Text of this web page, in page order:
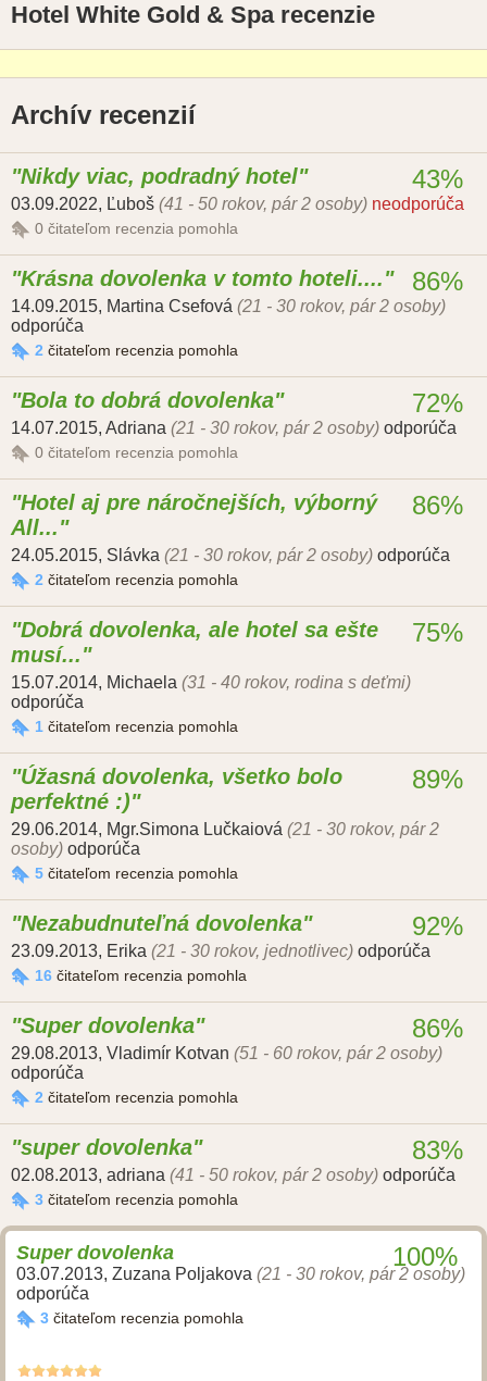
Hotel White Gold & Spa recenzie
Archív recenzií
Nikdy viac, podradný hotel
03.09.2022, Ľuboš (41 - 50 rokov, pár 2 osoby) neodporúča
0 čitateľom recenzia pomohla
43%
Krásna dovolenka v tomto hoteli....
14.09.2015, Martina Csefová (21 - 30 rokov, pár 2 osoby)
odporúča
2 čitateľom recenzia pomohla
86%
Bola to dobrá dovolenka
14.07.2015, Adriana (21 - 30 rokov, pár 2 osoby) odporúča
0 čitateľom recenzia pomohla
72%
Hotel aj pre náročnejších, výborný
All...
24.05.2015, Slávka (21 - 30 rokov, pár 2 osoby) odporúča
2 čitateľom recenzia pomohla
86%
Dobrá dovolenka, ale hotel sa ešte
musí...
15.07.2014, Michaela (31 - 40 rokov, rodina s deťmi)
odporúča
1 čitateľom recenzia pomohla
75%
Úžasná dovolenka, všetko bolo
perfektné :)
29.06.2014, Mgr.Simona Lučkaiová (21 - 30 rokov, pár 2
osoby) odporúča
5 čitateľom recenzia pomohla
89%
Nezabudnuteľná dovolenka
23.09.2013, Erika (21 - 30 rokov, jednotlivec) odporúča
16 čitateľom recenzia pomohla
92%
Super dovolenka
29.08.2013, Vladimír Kotvan (51 - 60 rokov, pár 2 osoby)
odporúča
2 čitateľom recenzia pomohla
86%
super dovolenka
02.08.2013, adriana (41 - 50 rokov, pár 2 osoby) odporúča
3 čitateľom recenzia pomohla
83%
Super dovolenka
03.07.2013, Zuzana Poljakova (21 - 30 rokov, pár 2 osoby)
odporúča
3 čitateľom recenzia pomohla
100%